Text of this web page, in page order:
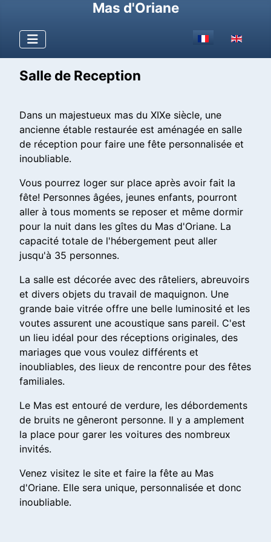
Mas d'Oriane
Sélectionnez
Salle de Reception
Dans un majestueux mas du XIXe siècle, une
ancienne étable restaurée est aménagée en salle
de réception pour faire une fête personnalisée et
inoubliable.
Vous pourrez loger sur place après avoir fait la
fête! Personnes âgées, jeunes enfants, pourront
aller à tous moments se reposer et même dormir
pour la nuit dans les gîtes du Mas d'Oriane. La
capacité totale de l'hébergement peut aller
jusqu'à 35 personnes.
La salle est décorée avec des râteliers, abreuvoirs
et divers objets du travail de maquignon. Une
grande baie vitrée offre une belle luminosité et les
voutes assurent une acoustique sans pareil. C'est
un lieu idéal pour des réceptions originales, des
mariages que vous voulez différents et
inoubliables, des lieux de rencontre pour des fêtes
familiales.
Le Mas est entouré de verdure, les débordements
de bruits ne gêneront personne. Il y a amplement
la place pour garer les voitures des nombreux
invités.
Venez visitez le site et faire la fête au Mas
d'Oriane. Elle sera unique, personnalisée et donc
inoubliable.